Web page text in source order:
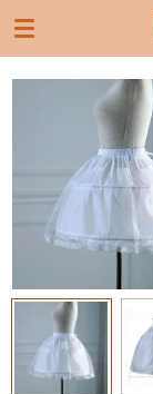
Ga
direct
naar
hoofdinhoud